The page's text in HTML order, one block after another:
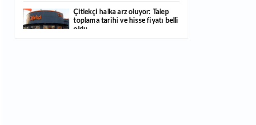
Festival bölgeye canlılık getirdi
11:23 Küresel piyasalarda yeni haftada takip
edilecek 4 gelişme hangileri olacak?
Çitlekçi halka arz oluyor: Talep
toplama tarihi ve hisse fiyatı belli
oldu